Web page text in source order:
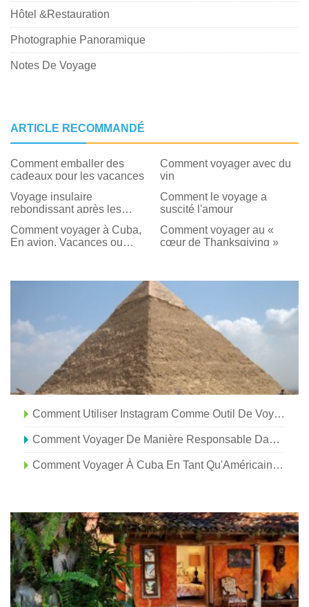
Hôtel &Restauration
Photographie Panoramique
Notes De Voyage
ARTICLE RECOMMANDÉ
Comment emballer des
cadeaux pour les vacances
Comment voyager avec du
vin
Voyage insulaire
rebondissant après les
Comment le voyage a
suscité l'amour
Comment voyager à Cuba,
En avion, Vacances ou
Comment voyager au «
cœur de Thanksgiving »
Comment Utiliser Instagram Comme Outil De Voyage
Comment Voyager De Manière Responsable Dans Le Grand Palm Springs
Comment Voyager À Cuba En Tant Qu'Américain En 2021